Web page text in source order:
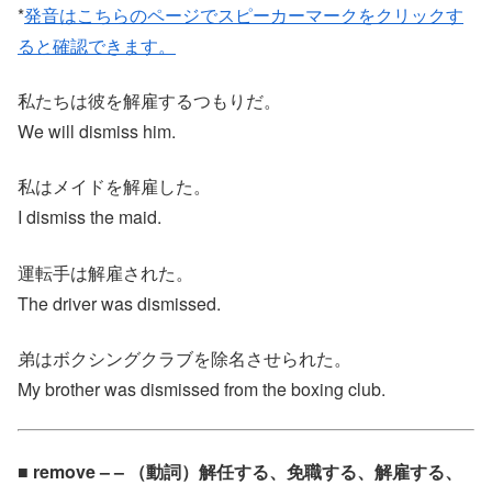
*発音はこちらのページでスピーカーマークをクリックす
ると確認できます。
私たちは彼を解雇するつもりだ。
We will dismiss him.
私はメイドを解雇した。
I dismiss the maid.
運転手は解雇された。
The driver was dismissed.
弟はボクシングクラブを除名させられた。
My brother was dismissed from the boxing club.
■ remove – – （動詞）解任する、免職する、解雇する、